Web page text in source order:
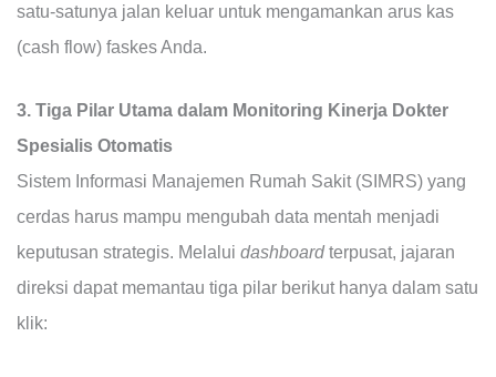
satu-satunya jalan keluar untuk mengamankan arus kas
(cash flow) faskes Anda.
3. Tiga Pilar Utama dalam Monitoring Kinerja Dokter
Spesialis Otomatis
Sistem Informasi Manajemen Rumah Sakit (SIMRS) yang
cerdas harus mampu mengubah data mentah menjadi
keputusan strategis. Melalui dashboardterpusat, jajaran
direksi dapat memantau tiga pilar berikut hanya dalam satu
klik: